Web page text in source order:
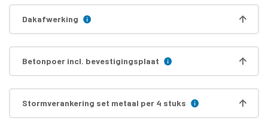
Dakafwerking
Betonpoer incl. bevestigingsplaat
Stormverankering set metaal per 4 stuks